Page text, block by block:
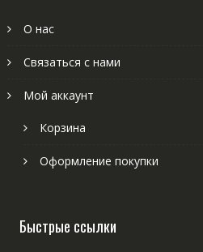
О нас
Связаться с нами
Мой аккаунт
Корзина
Оформление покупки
Быстрые ссылки